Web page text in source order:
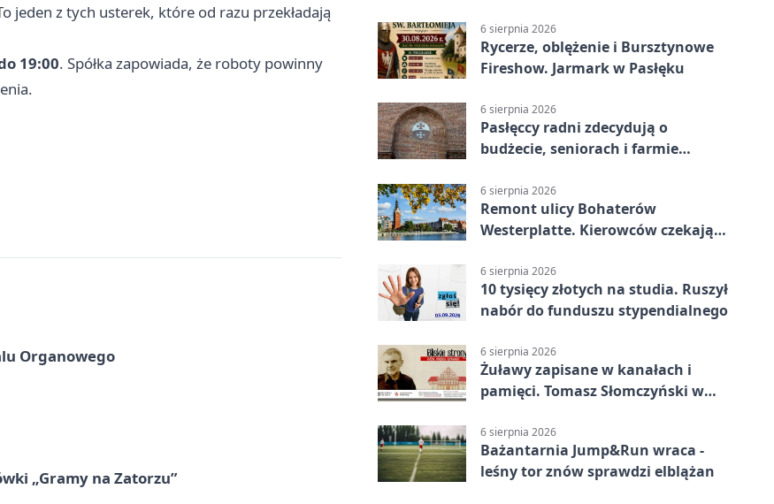
jeden z tych usterek, które od razu przekładają
19:00. Spółka zapowiada, że roboty powinny
Organowego
„Gramy na Zatorzu”
6 sierpnia 2026
Rycerze, oblężenie i Bursztynowe
Fireshow. Jarmark w Pasłęku
6 sierpnia 2026
Pasłęccy radni zdecydują o
budżecie, seniorach i farmie
6 sierpnia 2026
Remont ulicy Bohaterów
Westerplatte. Kierowców czekają
6 sierpnia 2026
10 tysięcy złotych na studia. Ruszył
nabór do funduszu stypendialnego
6 sierpnia 2026
Żuławy zapisane w kanałach i
pamięci. Tomasz Słomczyński w
6 sierpnia 2026
Bażantarnia Jump&Run wraca -
leśny tor znów sprawdzi elblążan